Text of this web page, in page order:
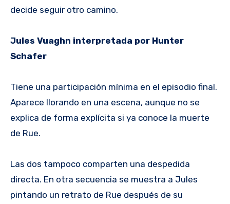
decide seguir otro camino.
Jules Vuaghn interpretada por Hunter
Schafer
Tiene una participación mínima en el episodio final.
Aparece llorando en una escena, aunque no se
explica de forma explícita si ya conoce la muerte
de Rue.
Las dos tampoco comparten una despedida
directa. En otra secuencia se muestra a Jules
pintando un retrato de Rue después de su